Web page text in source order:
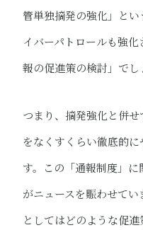
管単独摘発の強化​」と
イバーパトロールも強
報の促進策​の検討」でし
つまり、摘発強化と併
をなくすくらい徹底的
す。この「通報制度」
がニュースを賑わせてい
としてはどのような促